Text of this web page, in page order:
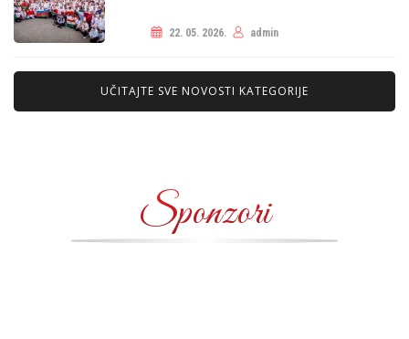
22. 05. 2026. admin
UČITAJTE SVE NOVOSTI KATEGORIJE
Sponzori